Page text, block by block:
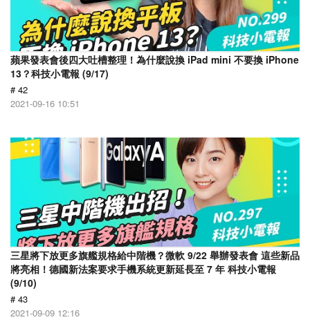
蘋果發表會後四大吐槽整理！為什麼說換 iPad mini 不要換 iPhone
13？科技小電報 (9/17)
# 42
2021-09-16 10:51
三星將下放更多旗艦規格給中階機？微軟 9/22 舉辦發表會 這些新品
將亮相！德國新法案要求手機系統更新延長至 7 年 科技小電報
(9/10)
# 43
2021-09-09 12:16